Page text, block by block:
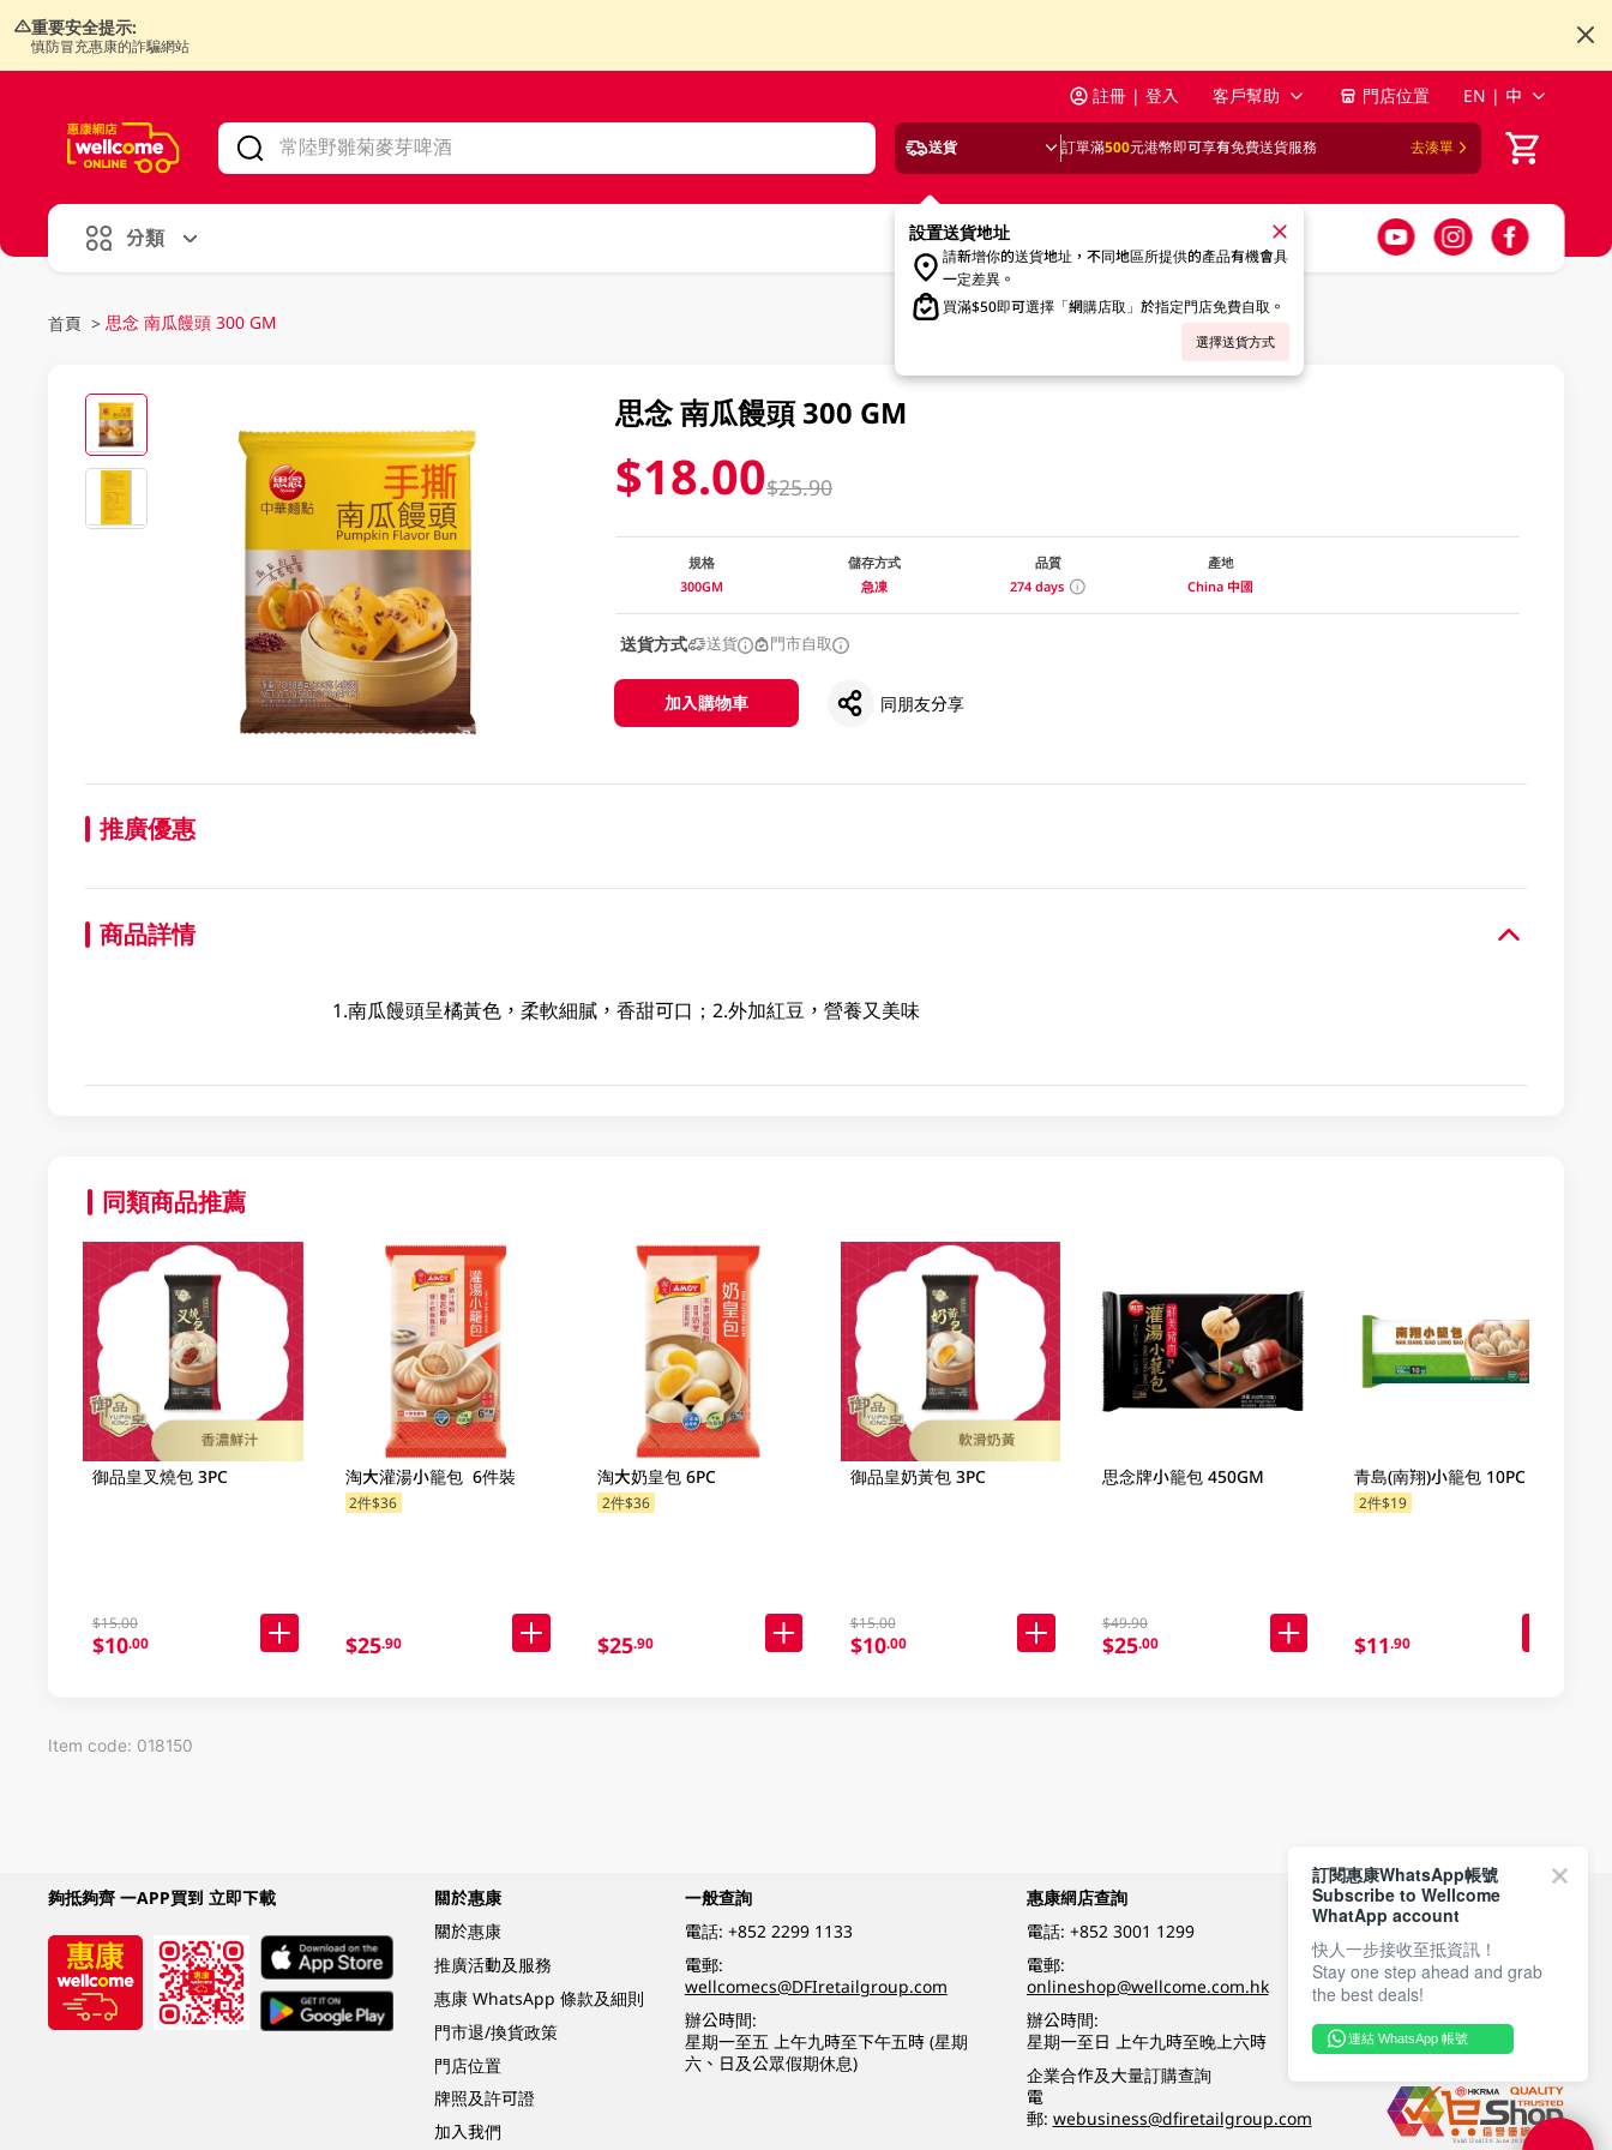
重要安全提示:
慎防冒充惠康的詐騙網站
註冊 | 登入 客戶幫助 門店位置 EN | 中
送貨 訂單滿500元港幣即可享有免費送貨服務 去湊單
設置送貨地址
請新增你的送貨地址，不同地區所提供的產品有機會具
一定差異。
買滿$50即可選擇「網購店取」於指定門店免費自取。
選擇送貨方式
分類
首頁 > 思念 南瓜饅頭 300 GM
思念 南瓜饅頭 300 GM
$18.00$25.90
規格
300GM
儲存方式
急凍
品質
274 days
產地
China 中國
送貨方式 送貨 門市自取
加入購物車 同朋友分享
推廣優惠
商品詳情
1.南瓜饅頭呈橘黃色，柔軟細膩，香甜可口；2.外加紅豆，營養又美味
同類商品推薦
御品皇叉燒包 3PC
$15.00
$10.00
淘大灌湯小籠包 6件裝
2件$36
$25.90
淘大奶皇包 6PC
2件$36
$25.90
御品皇奶黃包 3PC
$15.00
$10.00
思念牌小籠包 450GM
$49.90
$25.00
青島(南翔)小籠包 10PC
2件$19
$11.90
Item code: 018150
夠抵夠齊 一APP買到 立即下載
關於惠康
關於惠康
推廣活動及服務
惠康 WhatsApp 條款及細則
門市退/換貨政策
門店位置
牌照及許可證
加入我們
一般查詢
電話: +852 2299 1133
電郵:
wellcomecs@DFIretailgroup.com
辦公時間:
星期一至五 上午九時至下午五時 (星期
六、日及公眾假期休息)
惠康網店查詢
電話: +852 3001 1299
電郵:
onlineshop@wellcome.com.hk
辦公時間:
星期一至日 上午九時至晚上六時
企業合作及大量訂購查詢
電
郵: webusiness@dfiretailgroup.com
付款方式
關注我們
訂閱惠康WhatsApp帳號
Subscribe to Wellcome
WhatApp account
快人一步接收至抵資訊！
Stay one step ahead and grab
the best deals!
連結 WhatsApp 帳號